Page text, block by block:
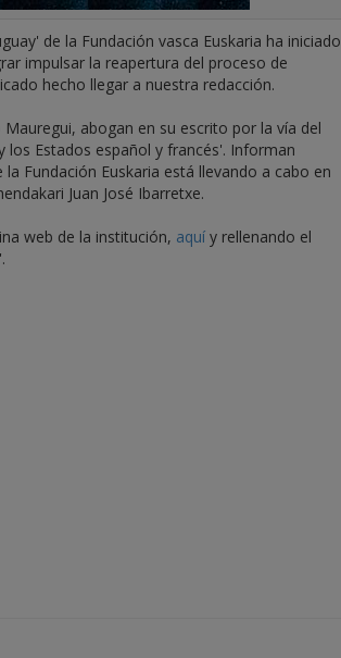
de la Fundación vasca Euskaria ha iniciado
impulsar la reapertura del proceso de
hecho llegar a nuestra redacción.
abogan en su escrito por la vía del
Estados español y francés'. Informan
Fundación Euskaria está llevando a cabo en
Juan José Ibarretxe.
web de la institución, aquí y rellenando el